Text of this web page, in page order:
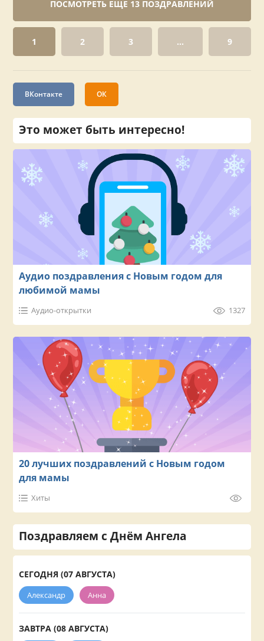
ПОСМОТРЕТЬ ЕЩЕ 13 ПОЗДРАВЛЕНИЙ
1 2 3 ... 9
ВКонтакте ОК
Это может быть интересно!
Аудио поздравления с Новым годом для
любимой мамы
Аудио-открытки 1327
20 лучших поздравлений с Новым годом
для мамы
Хиты
Поздравляем с Днём Ангела
СЕГОДНЯ (07 АВГУСТА)
Александр Анна
ЗАВТРА (08 АВГУСТА)